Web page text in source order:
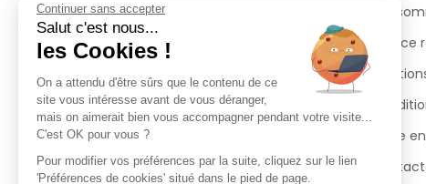
Retours et remboursements
Suivi de commande
Livraisons
Guide des tailles
Politique de confidentialité
Conditions générales d’utilisation
Qui
Notre
Continuer sans accepter
Salut c'est nous...
les Cookies !
On a attendu d'être sûrs que le contenu de ce
site vous intéresse avant de vous déranger,
mais on aimerait bien vous accompagner pendant votre visite...
C'est OK pour vous ?
Pour modifier vos préférences par la suite, cliquez sur le lien
'Préférences de cookies' situé dans le pied de page.